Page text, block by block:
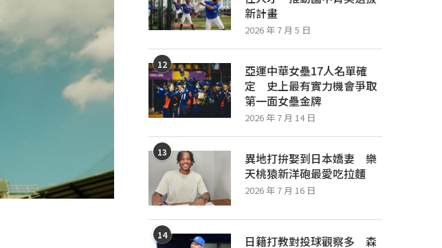
新計畫
2026 年 7 月 5 日
12
亞運中華女壘17人名單確
定 史上最有實力機會爭取
第一面女壘金牌
2026 年 7 月 14 日
13
異地打拚娶到日本嬌妻 樂
天桃猿新洋砲最愛吃拉麵
2026 年 7 月 16 日
14 日籍打教對投球觀察多 森